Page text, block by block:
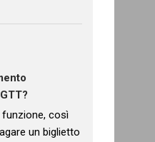
così
un biglietto